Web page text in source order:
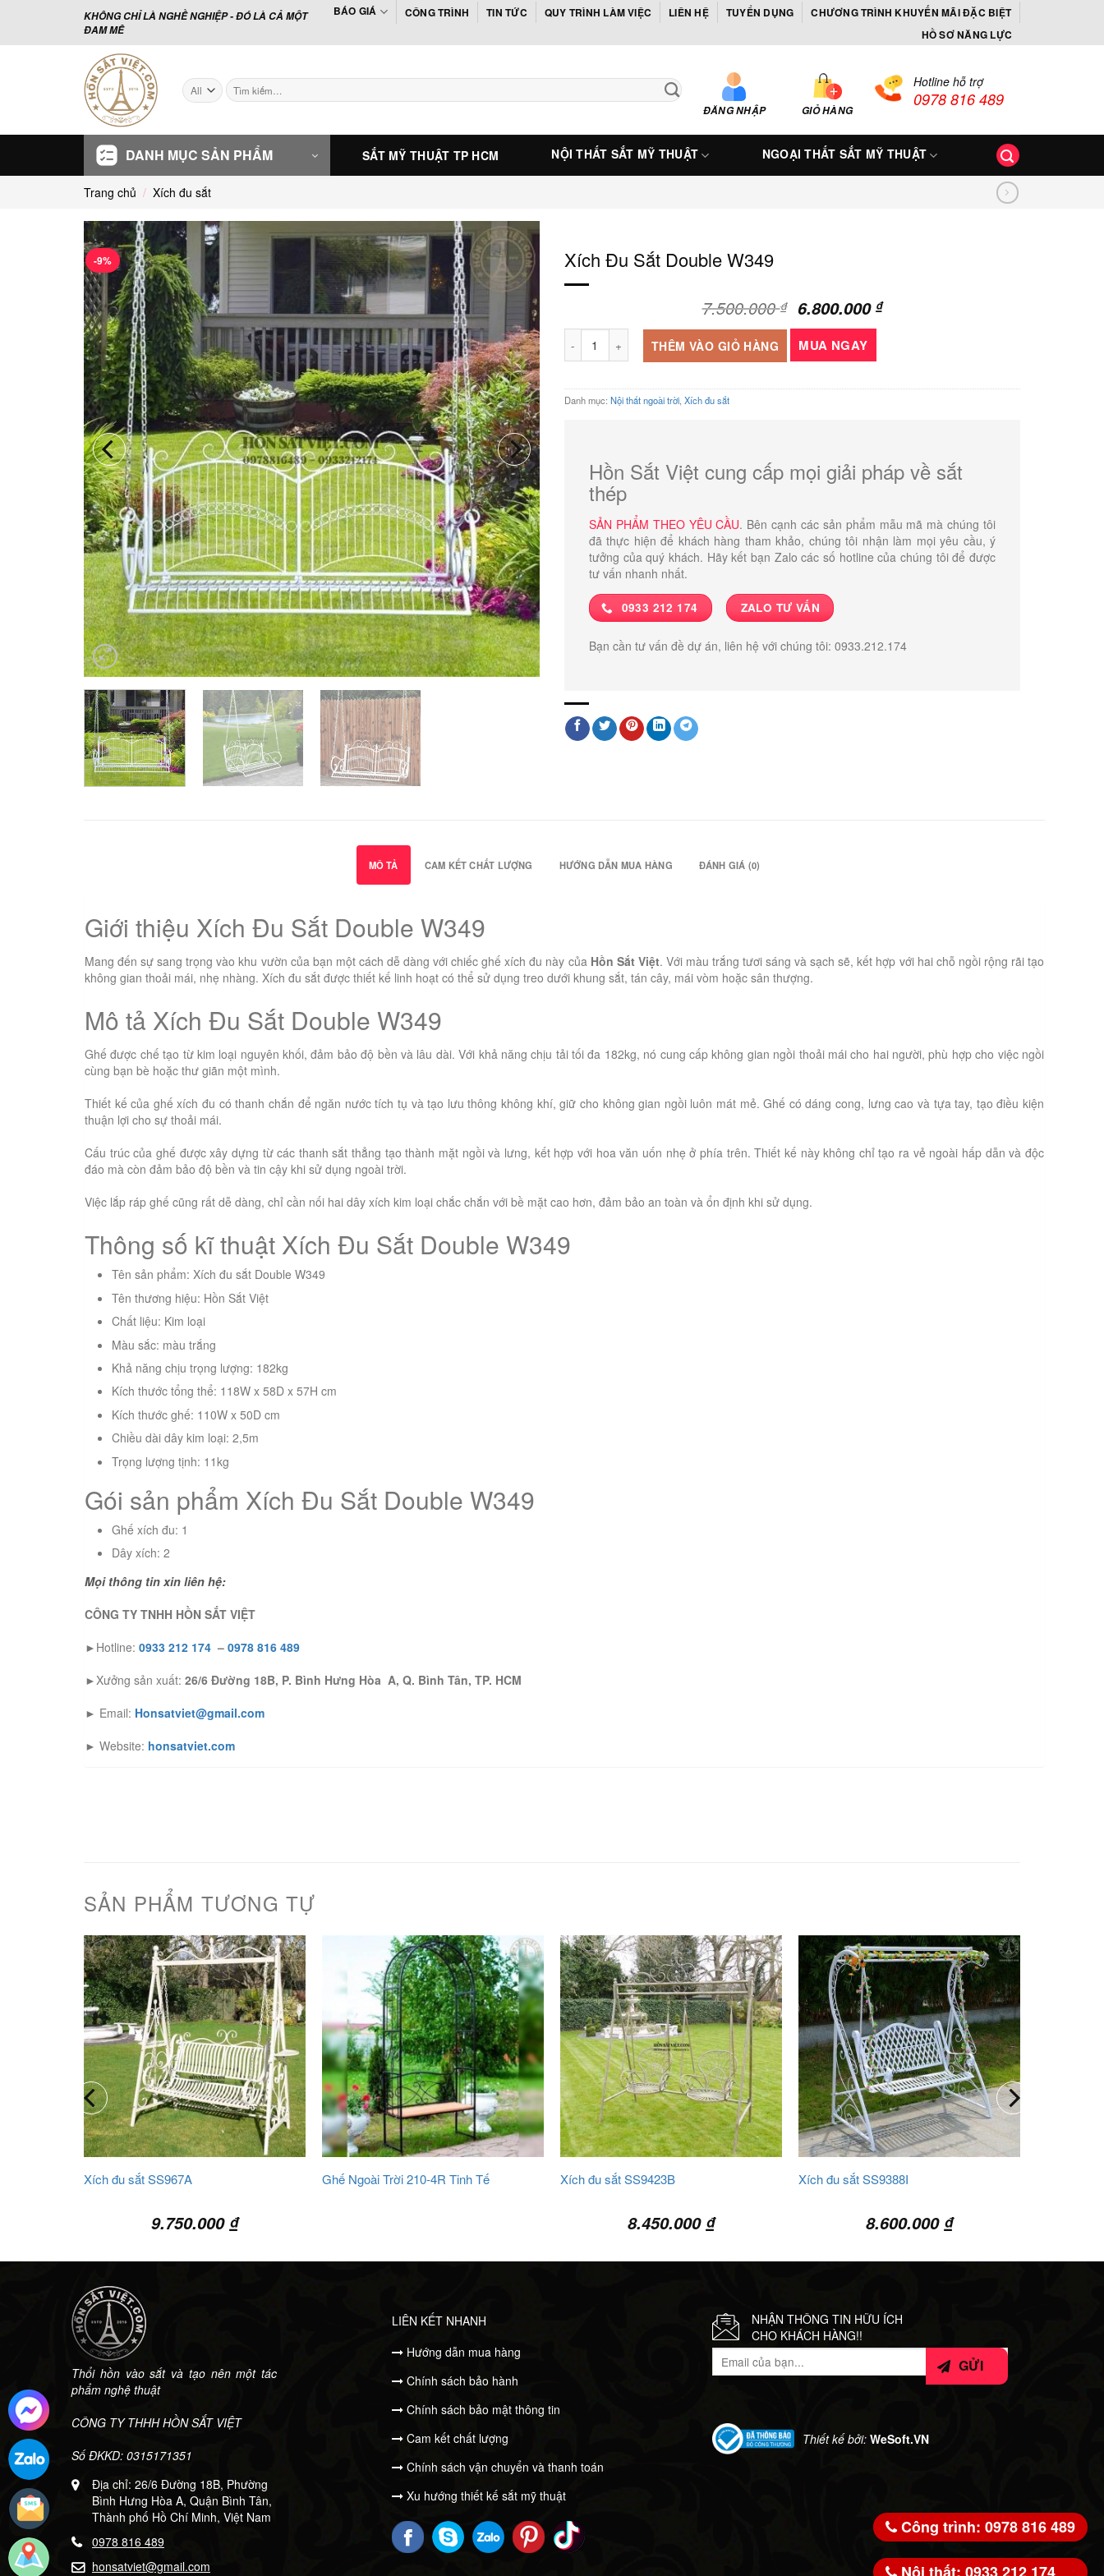
KHÔNG CHỈ LÀ NGHỀ NGHIỆP - ĐÓ LÀ CẢ MỘT
ĐAM MÊ
BÁO GIÁ CÔNG TRÌNH TIN TỨC QUY TRÌNH LÀM VIỆC LIÊN HỆ TUYỂN DỤNG
CHƯƠNG TRÌNH KHUYẾN MÃI ĐẶC BIỆT
HỒ SƠ NĂNG LỰC
Tìm
kiếm:
ĐĂNG NHẬP GIỎ HÀNG
Hotline hỗ trợ
0978 816 489
DANH MỤC SẢN PHẨM SẮT MỸ THUẬT TP HCM NỘI THẤT SẮT MỸ THUẬT NGOẠI THẤT SẮT MỸ THUẬT
Trang chủ / Xích đu sắt
-9% Xích Đu Sắt Double W349
7.500.000₫ Giá
gốc
là:
7.500.000 ₫.
6.800.000 ₫Giá
Xích Đu Sắt Double W349 số lượng
THÊM VÀO GIỎ HÀNG MUA NGAY
Danh mục: Nội thất ngoài trời, Xích đu sắt
Hồn Sắt Việt cung cấp mọi giải pháp về sắt
thép
SẢN PHẨM THEO YÊU CẦU. Bên cạnh các sản phẩm mẫu mã mà chúng tôi
đã thực hiện để khách hàng tham khảo, chúng tôi nhận làm mọi yêu cầu, ý
tưởng của quý khách. Hãy kết bạn Zalo các số hotline của chúng tôi để được
tư vấn nhanh nhất.
0933 212 174 ZALO TƯ VẤN
Bạn cần tư vấn đề dự án, liên hệ với chúng tôi: 0933.212.174
MÔ TẢ CAM KẾT CHẤT LƯỢNG HƯỚNG DẪN MUA HÀNG ĐÁNH GIÁ (0)
Giới thiệu Xích Đu Sắt Double W349
Mang đến sự sang trọng vào khu vườn của bạn một cách dễ dàng với chiếc ghế xích đu này của Hồn Sắt Việt. Với màu trắng tươi sáng và sạch sẽ, kết hợp với hai chỗ ngồi rộng rãi tạo
không gian thoải mái, nhẹ nhàng. Xích đu sắt được thiết kế linh hoạt có thể sử dụng treo dưới khung sắt, tán cây, mái vòm hoặc sân thượng.
Mô tả Xích Đu Sắt Double W349
Ghế được chế tạo từ kim loại nguyên khối, đảm bảo độ bền và lâu dài. Với khả năng chịu tải tối đa 182kg, nó cung cấp không gian ngồi thoải mái cho hai người, phù hợp cho việc ngồi
cùng bạn bè hoặc thư giãn một mình.
Thiết kế của ghế xích đu có thanh chắn để ngăn nước tích tụ và tạo lưu thông không khí, giữ cho không gian ngồi luôn mát mẻ. Ghế có dáng cong, lưng cao và tựa tay, tạo điều kiện
thuận lợi cho sự thoải mái.
Cấu trúc của ghế được xây dựng từ các thanh sắt thẳng tạo thành mặt ngồi và lưng, kết hợp với hoa văn uốn nhẹ ở phía trên. Thiết kế này không chỉ tạo ra vẻ ngoài hấp dẫn và độc
đáo mà còn đảm bảo độ bền và tin cậy khi sử dụng ngoài trời.
Việc lắp ráp ghế cũng rất dễ dàng, chỉ cần nối hai dây xích kim loại chắc chắn với bề mặt cao hơn, đảm bảo an toàn và ổn định khi sử dụng.
Thông số kĩ thuật Xích Đu Sắt Double W349
Tên sản phẩm: Xích đu sắt Double W349
Tên thương hiệu: Hồn Sắt Việt
Chất liệu: Kim loại
Màu sắc: màu trắng
Khả năng chịu trọng lượng: 182kg
Kích thước tổng thể: 118W x 58D x 57H cm
Kích thước ghế: 110W x 50D cm
Chiều dài dây kim loại: 2,5m
Trọng lượng tịnh: 11kg
Gói sản phẩm Xích Đu Sắt Double W349
Ghế xích đu: 1
Dây xích: 2
Mọi thông tin xin liên hệ:
CÔNG TY TNHH HỒN SẮT VIỆT
►Hotline: 0933 212 174 – 0978 816 489
►Xưởng sản xuất: 26/6 Đường 18B, P. Bình Hưng Hòa A, Q. Bình Tân, TP. HCM
► Email: Honsatviet@gmail.com
► Website: honsatviet.com
SẢN PHẨM TƯƠNG TỰ
Xích đu sắt SS967A
9.750.000₫
Ghế Ngoài Trời 210-4R Tinh Tế Xích đu sắt SS9423B
8.450.000₫
Xích đu sắt SS9388I
8.600.000₫
Thổi hồn vào sắt và tạo nên một tác
phẩm nghệ thuật
CÔNG TY THHH HỒN SẮT VIỆT
Số ĐKKD: 0315171351
Địa chỉ: 26/6 Đường 18B, Phường
Bình Hưng Hòa A, Quận Bình Tân,
Thành phố Hồ Chí Minh, Việt Nam
0978 816 489
honsatviet@gmail.com
LIÊN KẾT NHANH
Hướng dẫn mua hàng
Chính sách bảo hành
Chính sách bảo mật thông tin
Cam kết chất lượng
Chính sách vận chuyển và thanh toán
Xu hướng thiết kế sắt mỹ thuật
NHẬN THÔNG TIN HỮU ÍCH
CHO KHÁCH HÀNG!!
Thiết kế bởi: WeSoft.VN
Công trình: 0978 816 489